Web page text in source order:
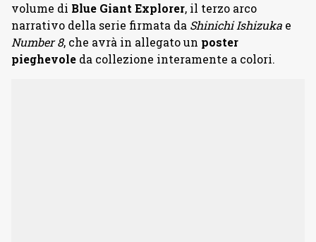
volume di Blue Giant Explorer, il terzo arco
narrativo della serie firmata da Shinichi Ishizuka e
Number 8, che avrà in allegato un poster
pieghevole da collezione interamente a colori.